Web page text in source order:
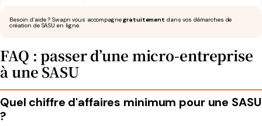
Besoin d’aide ? Swapn vous accompagnegratuitement dans vos démarches de
création de SASU en ligne.
FAQ : passer d’une micro-entreprise
à une SASU
Quel chiffre d'affaires minimum pour une SASU
?